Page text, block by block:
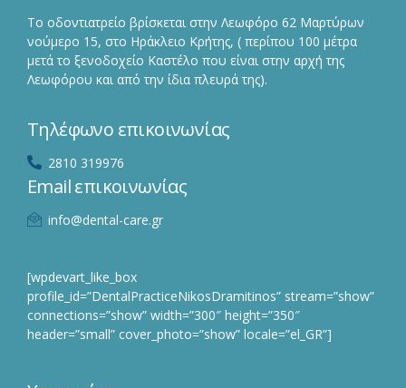
Το οδοντιατρείο βρίσκεται στην Λεωφόρο 62 Μαρτύρων
νούμερο 15, στο Ηράκλειο Κρήτης, ( περίπου 100 μέτρα
μετά το ξενοδοχείο Καστέλο που είναι στην αρχή της
Λεωφόρου και από την ίδια πλευρά της).
Τηλέφωνο επικοινωνίας
2810 319976
Email επικοινωνίας
info@dental-care.gr
[wpdevart_like_box
profile_id=”DentalPracticeNikosDramitinos” stream=”show”
connections=”show” width=”300″ height=”350″
header=”small” cover_photo=”show” locale=”el_GR”]